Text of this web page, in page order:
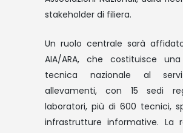
stakeholder di filiera.
Un ruolo centrale sarà
AIA/ARA, che costituisce
tecnica nazionale al
allevamenti, con 15 sedi
laboratori, più di 600 tecnici,
infrastrutture informative. La